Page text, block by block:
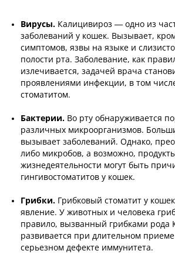
Вирусы. Калицивироз — одно из
заболеваний у кошек. Вызывает,
симптомов, язвы на языке и
полости рта. Заболевание, как
излечивается, задачей врача
проявлениями инфекции, в том
стоматитом.
Бактерии. Во рту обнаруживается
различных микроорганизмов.
вызывает заболеваний. Однако,
либо микробов, а возможно,
жизнедеятельности могут быть
гингивостоматитов у кошек.
Грибки. Грибковый стоматит у
явление. У животных и человека
правило, вызванный грибками рода
развивается при длительном
серьезном дефекте иммунитета.